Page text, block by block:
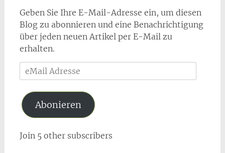
Geben Sie Ihre E-Mail-Adresse ein, um diesen
Blog zu abonnieren und eine Benachrichtigung
über jeden neuen Artikel per E-Mail zu
erhalten.
eMail
Adresse
Abonieren
Join 5 other subscribers